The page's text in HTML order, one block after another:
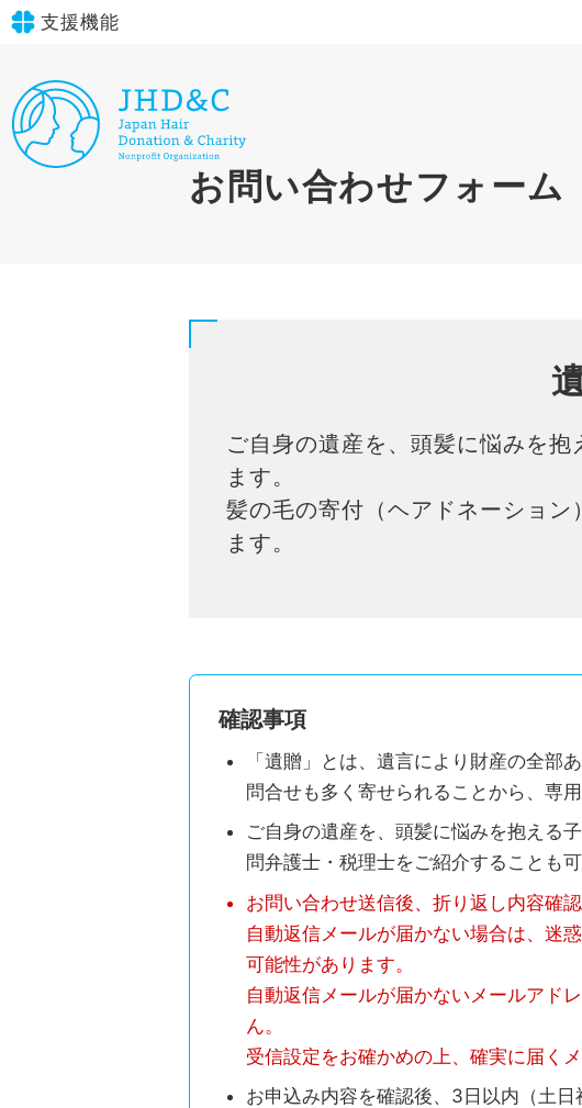
支援機能
文字サイズ 標準
青 黄 黒
in simple English
English Guideお問い合わせフォーム
ご自身の遺産を、頭髪に悩みを
ます。
髪の毛の寄付（ヘアドネーショ
ます。
確認事項
「遺贈」とは、遺言により財産の全部
問合せも多く寄せられることから、専
ご自身の遺産を、頭髪に悩みを抱える
問弁護士・税理士をご紹介することも可
お問い合わせ送信後、折り返し内容確
自動返信メールが届かない場合は、迷
可能性があります。
自動返信メールが届かないメールアド
ん。
受信設定をお確かめの上、確実に届く
お申込み内容を確認後、3日以内（土日